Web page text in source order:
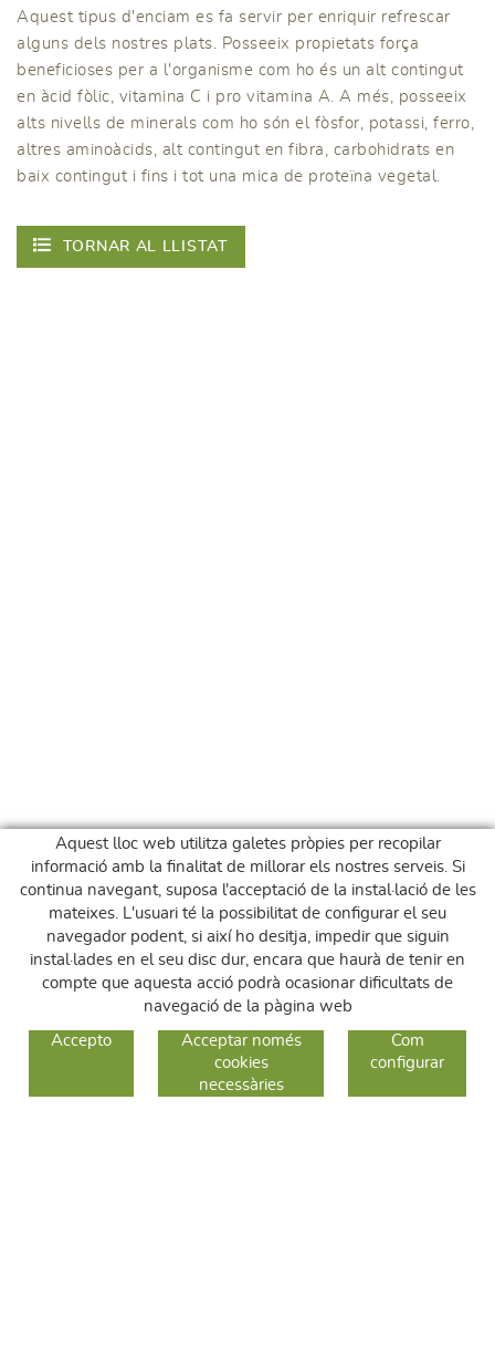
Aquest tipus d'enciam es fa servir per enriquir refrescar
alguns dels nostres plats. Posseeix propietats força
beneficioses per a l'organisme com ho és un alt contingut
en àcid fòlic, vitamina C i pro vitamina A. A més, posseeix
alts nivells de minerals com ho són el fòsfor, potassi, ferro,
altres aminoàcids, alt contingut en fibra, carbohidrats en
baix contingut i fins i tot una mica de proteïna vegetal.
TORNAR AL LLISTAT
Aquest lloc web utilitza galetes pròpies per recopilar
informació amb la finalitat de millorar els nostres serveis. Si
continua navegant, suposa l'acceptació de la instal·lació de les
mateixes. L'usuari té la possibilitat de configurar el seu
navegador podent, si així ho desitja, impedir que siguin
instal·lades en el seu disc dur, encara que haurà de tenir en
compte que aquesta acció podrà ocasionar dificultats de
navegació de la pàgina web
Accepto
Acceptar només
cookies
necessàries
Com
configurar